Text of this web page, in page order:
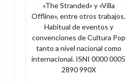
«The Stranded» y «Villa
Offline», entre otros trabajos.
Habitual de eventos y
convenciones de Cultura Pop
tanto a nivel nacional como
internacional. ISNI 0000 0005
2890 990X